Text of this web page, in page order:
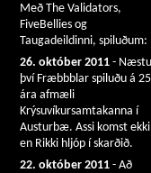
Með The Validators,
FiveBellies og
Taugadeildinni, spiluðum:
26. október 2011 -
því Fræbbblar spiluðu á 25
ára afmæli
Krýsuvíkursamtakanna í
Austurbæ. Assi komst ekki
en Rikki hljóp í skarðið.
22. október 2011 - Að